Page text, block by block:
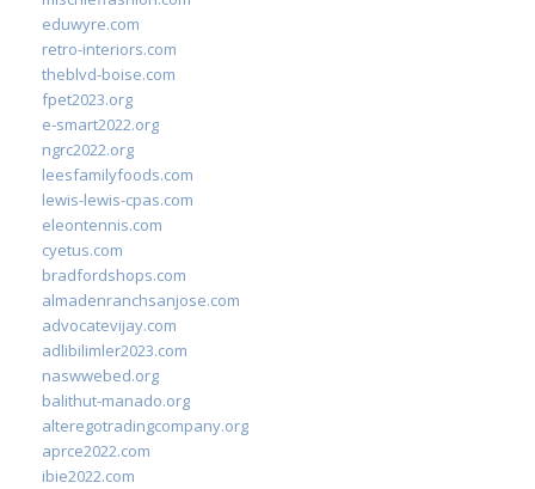
eduwyre.com
retro-interiors.com
theblvd-boise.com
fpet2023.org
e-smart2022.org
ngrc2022.org
leesfamilyfoods.com
lewis-lewis-cpas.com
eleontennis.com
cyetus.com
bradfordshops.com
almadenranchsanjose.com
advocatevijay.com
adlibilimler2023.com
naswwebed.org
balithut-manado.org
alteregotradingcompany.org
aprce2022.com
ibie2022.com